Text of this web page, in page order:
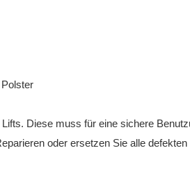
Diese muss für eine sichere
oder ersetzen Sie alle